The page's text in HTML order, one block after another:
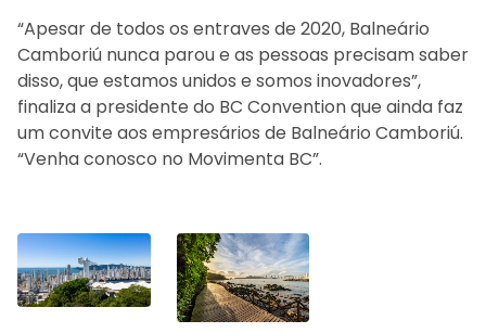
“Apesar de todos os entraves de 2020, Balneário
Camboriú nunca parou e as pessoas precisam saber
disso, que estamos unidos e somos inovadores”,
finaliza a presidente do BC Convention que ainda faz
um convite aos empresários de Balneário Camboriú.
“Venha conosco no Movimenta BC”.